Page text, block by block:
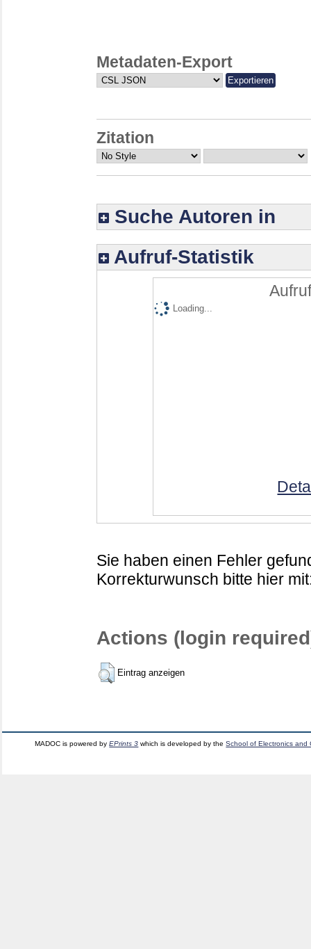
Metadaten-Export
Zitation
Suche Autoren in
Aufruf-Statistik
Loading...
Sie haben einen Fehler
Korrekturwunsch bitte hier
Actions (login
Eintrag anzeigen
MADOC is powered byEPrints 3 which is developed by theSchool of Electronics and